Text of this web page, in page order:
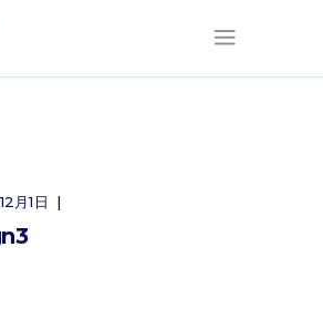
月1日